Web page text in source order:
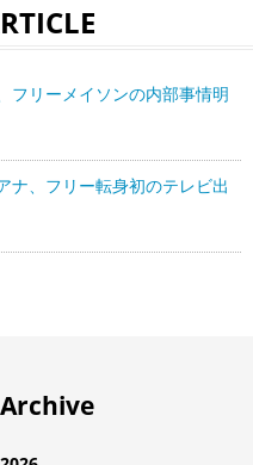
フリーメイソンの内部事情明
ナ、フリー転身初のテレビ出
Archive